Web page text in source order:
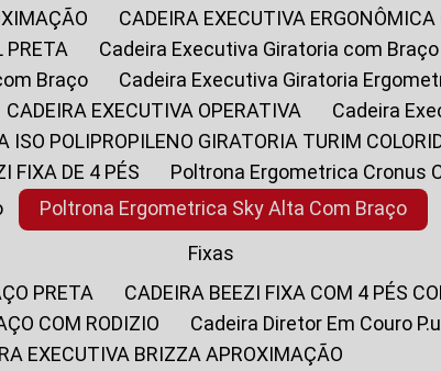
CADEIRA EXECUTIVA
PRETA
Cadeira Executiva Giratoria com Braço
Braço
Cadeira Executiva Giratoria
CADEIRA EXECUTIVA OPERATIVA
Cadeira
ISO POLIPROPILENO GIRATORIA TURIM
FIXA DE 4 PÉS
Poltrona Ergometrica Cronus
Poltrona Ergometrica Sky Alta Com Braço
Fixas
PRETA
CADEIRA BEEZI FIXA COM 4 PÉS
COM RODIZIO
Cadeira Diretor Em Couro
EXECUTIVA BRIZZA APROXIMAÇÃO